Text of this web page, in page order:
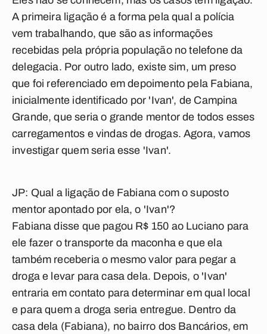
A primeira ligação é a forma pela qual a polícia
vem trabalhando, que são as informações
recebidas pela própria população no telefone da
delegacia. Por outro lado, existe sim, um preso
que foi referenciado em depoimento pela Fabiana,
inicialmente identificado por 'Ivan', de Campina
Grande, que seria o grande mentor de todos esses
carregamentos e vindas de drogas. Agora, vamos
investigar quem seria esse 'Ivan'.
JP: Qual a ligação de Fabiana com o suposto
mentor apontado por ela, o 'Ivan'?
Fabiana disse que pagou R$ 150 ao Luciano para
ele fazer o transporte da maconha e que ela
também receberia o mesmo valor para pegar a
droga e levar para casa dela. Depois, o 'Ivan'
entraria em contato para determinar em qual local
e para quem a droga seria entregue. Dentro da
casa dela (Fabiana), no bairro dos Bancários, em